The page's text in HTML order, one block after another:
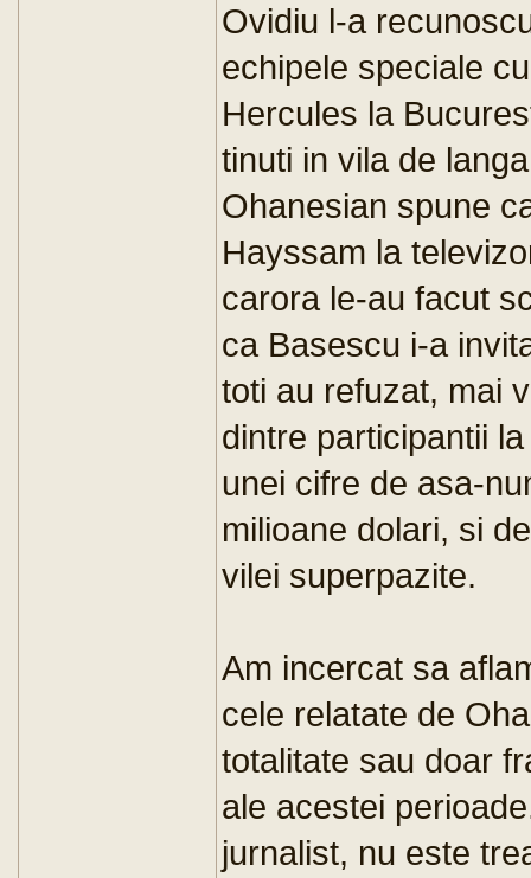
Ovidiu l-a
echipele speciale
Hercules la
tinuti in vila de
Ohanesian spune
Hayssam la
carora le-au facut
ca Basescu i-a
toti au refuzat, mai
dintre participantii
unei cifre de asa-
milioane dolari, si
vilei superpazite.
Am incercat sa
cele relatate de
totalitate sau doar
ale acestei
jurnalist, nu este